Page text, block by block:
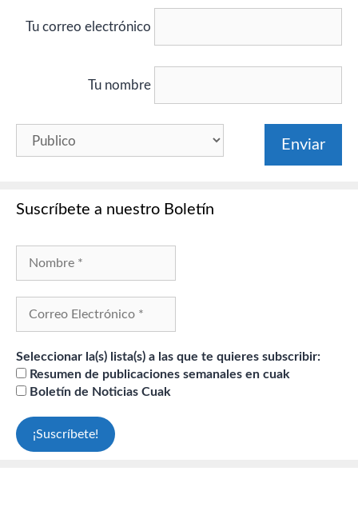
Tu correo electrónico
Tu nombre
Suscríbete a nuestro Boletín
Seleccionar la(s) lista(s) a las que te quieres subscribir:
Resumen de publicaciones semanales en cuak
Boletín de Noticias Cuak